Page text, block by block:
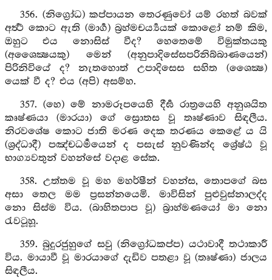
356. (නිග්‍රෝධ) කප්පායන තෙරණුවෝ යම් රහත් බවක්
අර්‍ත්‍ථ කොට ඇති (මාර්‍ග) බ්‍රහ්මචර්‍ය්‍යයක් කොළෝ නම් කිම,
ඔහුට එය නොසිස් වීද? හෙතෙමේ විමුක්තයකු
(අශෛක්‍ෂයකු) මෙන් (අනුපාදිසේසපරිනිබ්බාණයෙන්)
පිරිනිවියේ ද? නැතහොත් උපාදිසෙස සහිත (ශෛක්‍ෂ)
යෙක් වී ද? එය (අපි) අසම්හ.
357. (හෙ) මේ නාමරූපයෙහි දීර්‍ඝ රාත්‍රයෙහි අනුශයිත
කෘෂ්ණයා (මාරයා) ගේ ස්‍රොතස වූ තෘෂ්ණාව සිඳලීය.
නිරවශේෂ කොට ජාති මරණ දෙක තරණය කෙළේ ය යි
(ශ්‍රද්ධාදී) පඤ්චධර්‍මයෙන් ද පසැස් නුවණින්ද ශ්‍රේෂ්ඨ වූ
භාග්‍යවතුන් වහන්සේ වදාළ සේක.
358. උත්තම වූ මහ මහර්ෂීන් වහන්ස, තොපගේ බස
අසා තෙල මම ප්‍රසන්නයෙමි. මාවිසින් පුළුවුස්නාලද්ද
නො සිස්ම විය. (බාහිතපාප වූ) බ්‍රාහ්මණයෝ මා නො
රැවටූහූ.
359. බුදුරජුහුගේ සවු (නිග්‍රෝධකප්ප) යථාවාදී තථාකාරී
විය. මායාවී වූ මාරයාගේ දැඩිව පතළා වූ (තෘෂ්ණා) ජාලය
සිඳලීය.